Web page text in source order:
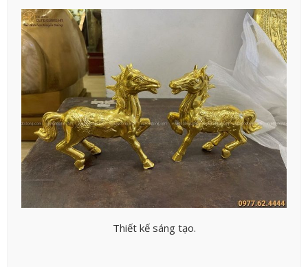
Thiết kế sáng tạo.